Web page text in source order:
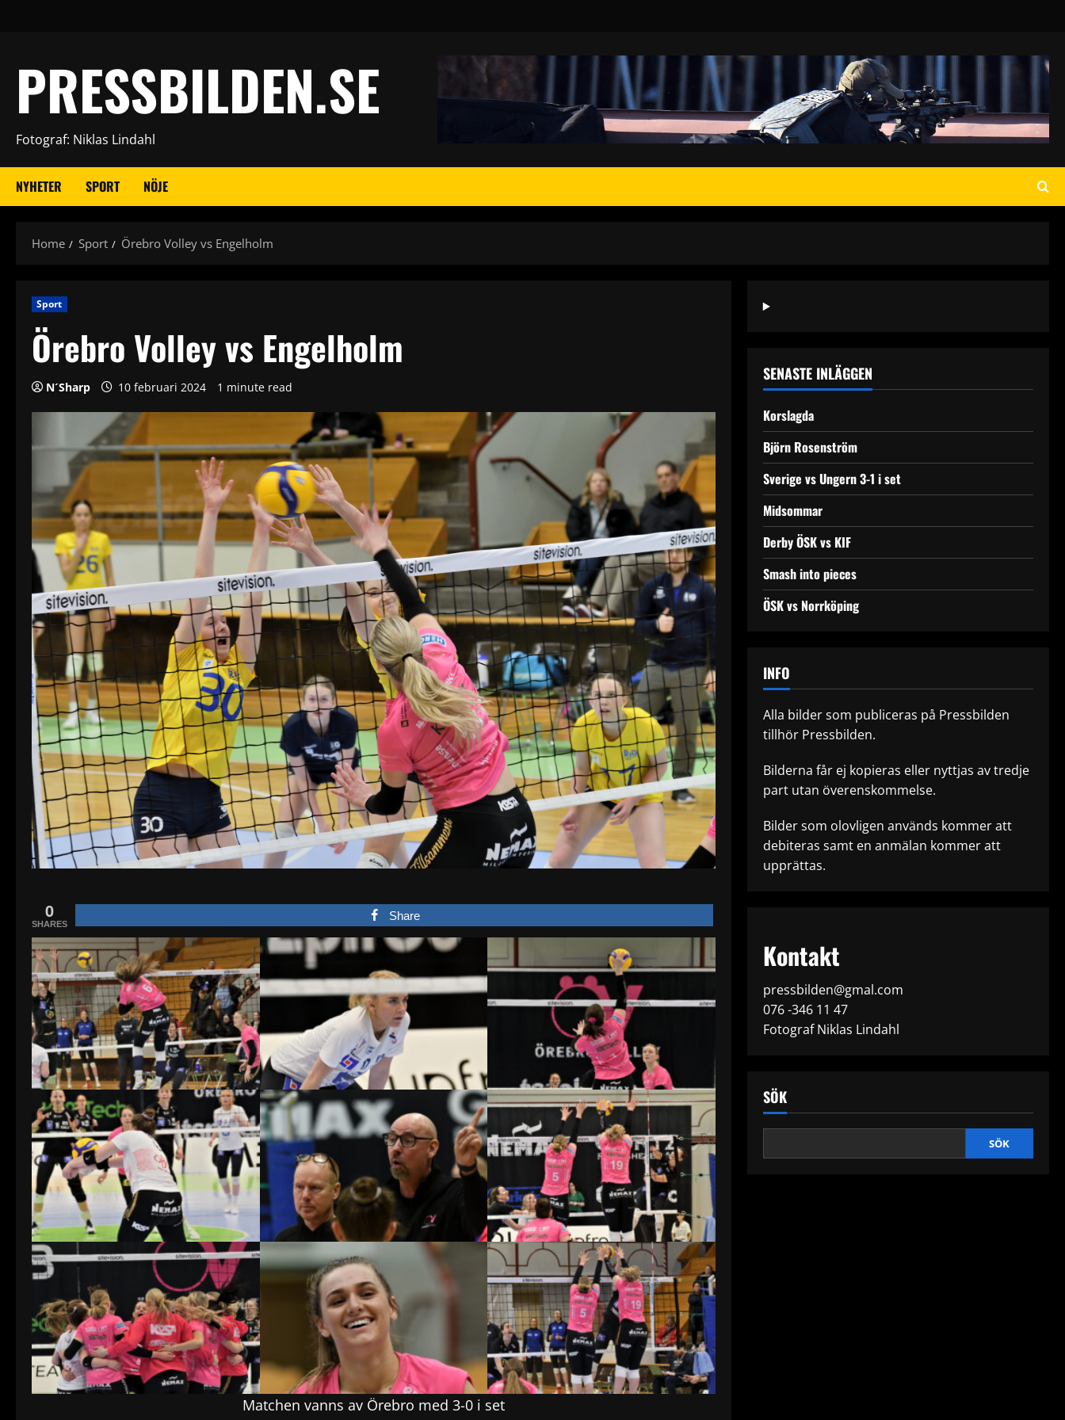
PRESSBILDEN.SE
Fotograf: Niklas Lindahl
NYHETER SPORT NÖJE
Home Sport Örebro Volley vs Engelholm
Sport
Örebro Volley vs Engelholm
N´Sharp 10 februari 2024 1 minute read
0
SHARES
Share
Matchen vanns av Örebro med 3-0 i set
SENASTE INLÄGGEN
Korslagda
Björn Rosenström
Sverige vs Ungern 3-1 i set
Midsommar
Derby ÖSK vs KIF
Smash into pieces
ÖSK vs Norrköping
INFO
Alla bilder som publiceras på Pressbilden
tillhör Pressbilden.
Bilderna får ej kopieras eller nyttjas av tredje
part utan överenskommelse.
Bilder som olovligen används kommer att
debiteras samt en anmälan kommer att
upprättas.
Kontakt
pressbilden@gmal.com
076 -346 11 47
Fotograf Niklas Lindahl
SÖK
SÖK